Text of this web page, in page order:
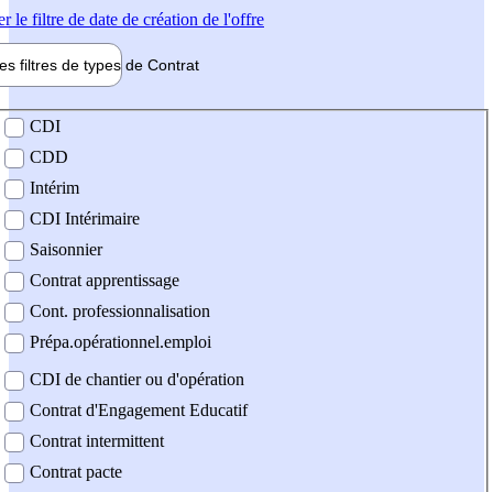
le filtre de date de création de l'offre
filtres de types de Contrat
contrat
CDI
CDD
Intérim
CDI Intérimaire
Saisonnier
Contrat apprentissage
Cont. professionnalisation
Prépa.opérationnel.emploi
CDI de chantier ou d'opération
Contrat d'Engagement Educatif
Contrat intermittent
Contrat pacte